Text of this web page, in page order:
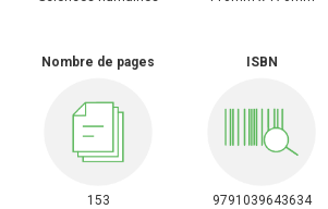
Nombre de pages
153
ISBN
9791039643634